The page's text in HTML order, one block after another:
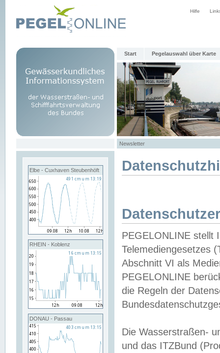
Hilfe
Start Pegelauswahl über Karte
Newsletter
Elbe - Cuxhaven Steubenhöft
RHEIN - Koblenz
DONAU - Passau
PEGELONLINE stellt
Telemediengesetzes
Abschnitt VI als
PEGELONLINE
die Regeln der
Die Wasserstraßen-
und das ITZBund